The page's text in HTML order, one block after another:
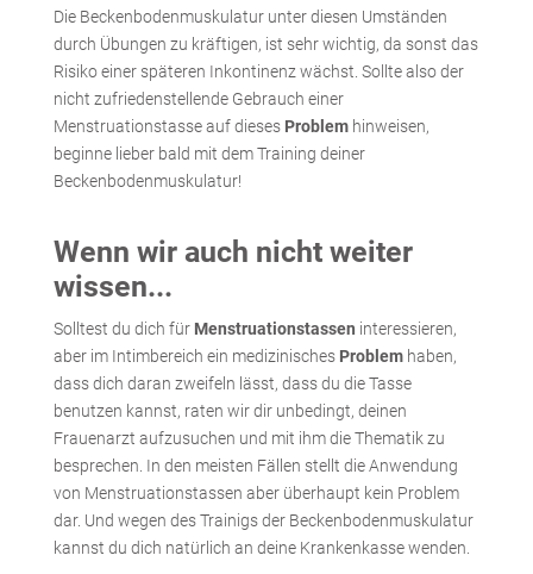
Die Beckenbodenmuskulatur unter diesen Umständen
durch Übungen zu kräftigen, ist sehr wichtig, da sonst das
Risiko einer späteren Inkontinenz wächst. Sollte also der
nicht zufriedenstellende Gebrauch einer
Menstruationstasse auf dieses Problem hinweisen,
beginne lieber bald mit dem Training deiner
Beckenbodenmuskulatur!
Wenn wir auch nicht weiter
wissen...
Solltest du dich für Menstruationstassen interessieren,
aber im Intimbereich ein medizinisches Problem haben,
dass dich daran zweifeln lässt, dass du die Tasse
benutzen kannst, raten wir dir unbedingt, deinen
Frauenarzt aufzusuchen und mit ihm die Thematik zu
besprechen. In den meisten Fällen stellt die Anwendung
von Menstruationstassen aber überhaupt kein Problem
dar. Und wegen des Trainigs der Beckenbodenmuskulatur
kannst du dich natürlich an deine Krankenkasse wenden.